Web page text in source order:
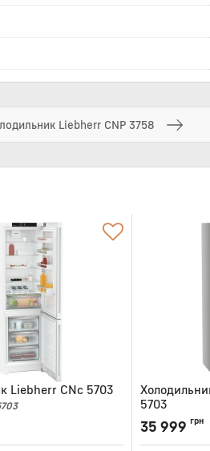
Liebherr CNP 3758
Liebherr CNc 5703
5703
Артикул:
35 999 грн